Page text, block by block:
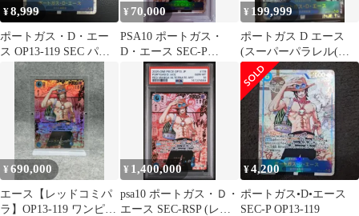
¥8,999
ポートガス・D・エー
ス OP13-119 SEC パラ
レル 受け継がれる意志
¥ 70,000
PSA10 ポートガス・
D・エース SEC-P
{OP13-119}
¥ 199,999
ポートガス D エース
(スーパーパラレル(コ
ミパラ)) OP13-119
¥690,000
エース【レッドコミパ
ラ】OP13-119 ワンピー
¥ 1,400,000
psa10 ポートガス・Ｄ・
エース SEC-RSP (レッ
¥4,200
ポートガス•D•エース
SEC-P OP13-119